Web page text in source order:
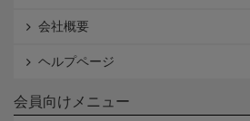
会社概要
ヘルプページ
会員向けメニュー